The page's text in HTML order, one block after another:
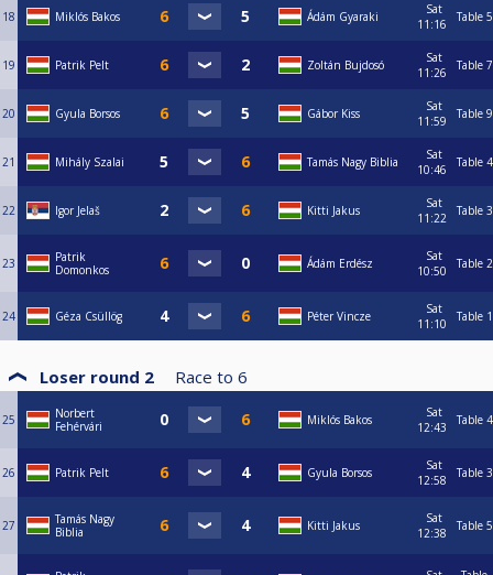
18 Miklós Bakos Ádám Gyaraki
Sat
11:16
Table 5
19 Patrik Pelt Zoltán Bujdosó
Sat
11:26
Table 7
20 Gyula Borsos Gábor Kiss
Sat
11:59
Table 9
21 Mihály Szalai Tamás Nagy Biblia
Sat
10:46
Table 4
22 Igor Jelaš Kitti Jakus
Sat
11:22
Table 3
23
Patrik
Domonkos
Ádám Erdész
Sat
10:50
Table 2
24 Géza Csüllög Péter Vincze
Sat
11:10
Table 1
Loser round 2 Race to 6
25
Norbert
Fehérvári
Miklós Bakos
Sat
12:43
Table 4
26 Patrik Pelt Gyula Borsos
Sat
12:58
Table 3
27
Tamás Nagy
Biblia
Kitti Jakus
Sat
12:38
Table 5